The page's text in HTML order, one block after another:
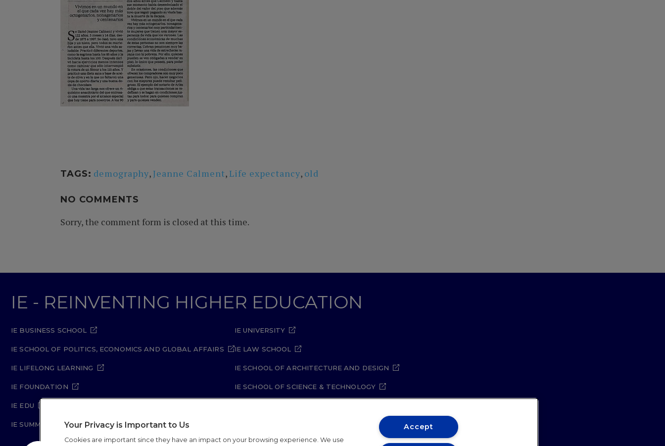
TAGS: demography,Jeanne Calment,Life expectancy, old
NO COMMENTS
Sorry, the comment form is closed at this time.
IE - REINVENTING HIGHER EDUCATION
IE BUSINESS SCHOOL
IE SCHOOL OF POLITICS, ECONOMICS AND GLOBAL AFFAIRS
IE LIFELONG LEARNING
IE FOUNDATION
IE EDU
IE SUMMER SCHOOL
IE UNIVERSITY
IE LAW SCHOOL
IE SCHOOL OF ARCHITECTURE AND DESIGN
IE SCHOOL OF SCIENCE & TECHNOLOGY
Your Privacy is Important to Us
Cookies are important since they have an impact on your browsing experience. We use
Accept